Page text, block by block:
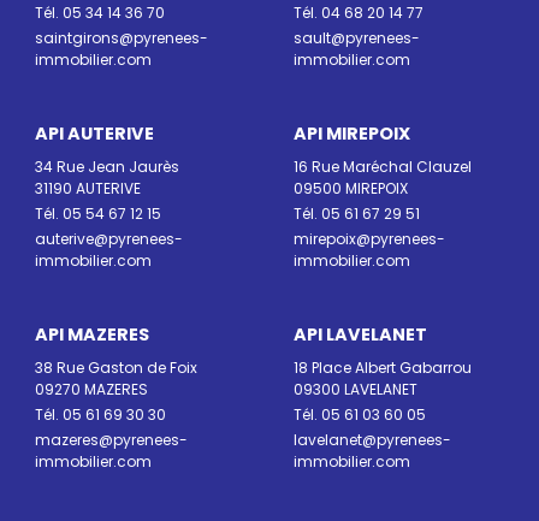
Tél. 05 34 14 36 70
saintgirons@pyrenees-
immobilier.com
Tél. 04 68 20 14 77
sault@pyrenees-
immobilier.com
API AUTERIVE
34 Rue Jean Jaurès
31190 AUTERIVE
Tél. 05 54 67 12 15
auterive@pyrenees-
immobilier.com
API MIREPOIX
16 Rue Maréchal Clauzel
09500 MIREPOIX
Tél. 05 61 67 29 51
mirepoix@pyrenees-
immobilier.com
API MAZERES
38 Rue Gaston de Foix
09270 MAZERES
Tél. 05 61 69 30 30
mazeres@pyrenees-
immobilier.com
API LAVELANET
18 Place Albert Gabarrou
09300 LAVELANET
Tél. 05 61 03 60 05
lavelanet@pyrenees-
immobilier.com